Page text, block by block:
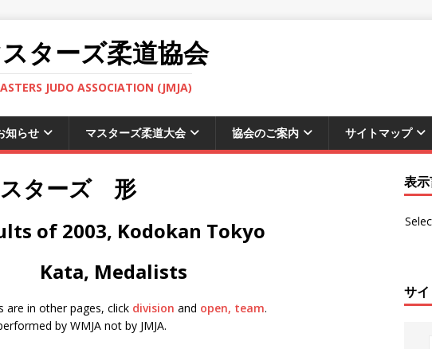
ターズ柔道協会
JUDO ASSOCIATION (JMJA)
知らせ マスターズ柔道大会 協会のご案内 サイトマップ
ターズ 形
of 2003, Kodokan Tokyo
Kata, Medalists
are in other pages, click division and open, team.
by WMJA not by JMJA.
表
サ